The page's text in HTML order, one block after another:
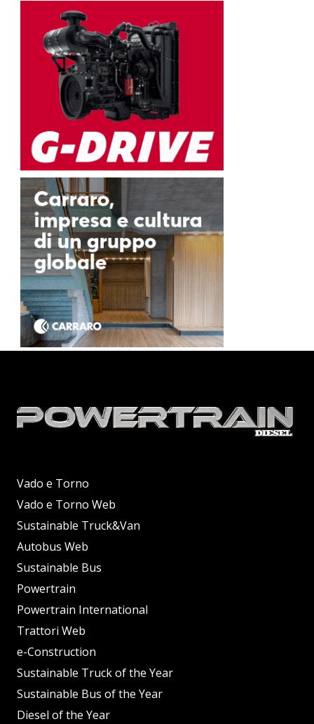
Vado e Torno
Vado e Torno Web
Sustainable Truck&Van
Autobus Web
Sustainable Bus
Powertrain
Powertrain International
Trattori Web
e-Construction
Sustainable Truck of the Year
Sustainable Bus of the Year
Diesel of the Year